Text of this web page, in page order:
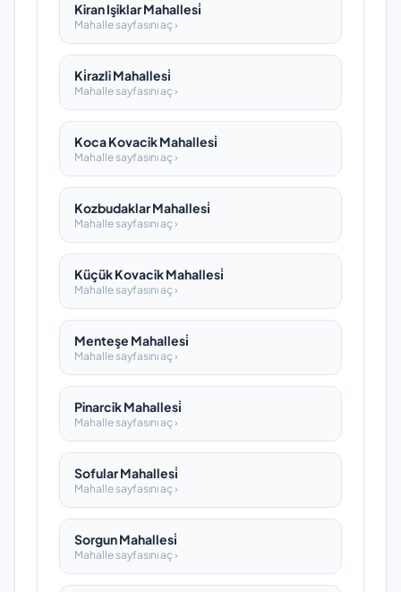
Kiran Işiklar Mahallesi̇
Mahalle sayfasını aç ›
Ki̇razli Mahallesi̇
Mahalle sayfasını aç ›
Koca Kovacik Mahallesi̇
Mahalle sayfasını aç ›
Kozbudaklar Mahallesi̇
Mahalle sayfasını aç ›
Küçük Kovacik Mahallesi̇
Mahalle sayfasını aç ›
Menteşe Mahallesi̇
Mahalle sayfasını aç ›
Pinarcik Mahallesi̇
Mahalle sayfasını aç ›
Sofular Mahallesi̇
Mahalle sayfasını aç ›
Sorgun Mahallesi̇
Mahalle sayfasını aç ›